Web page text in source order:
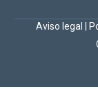
Aviso legal